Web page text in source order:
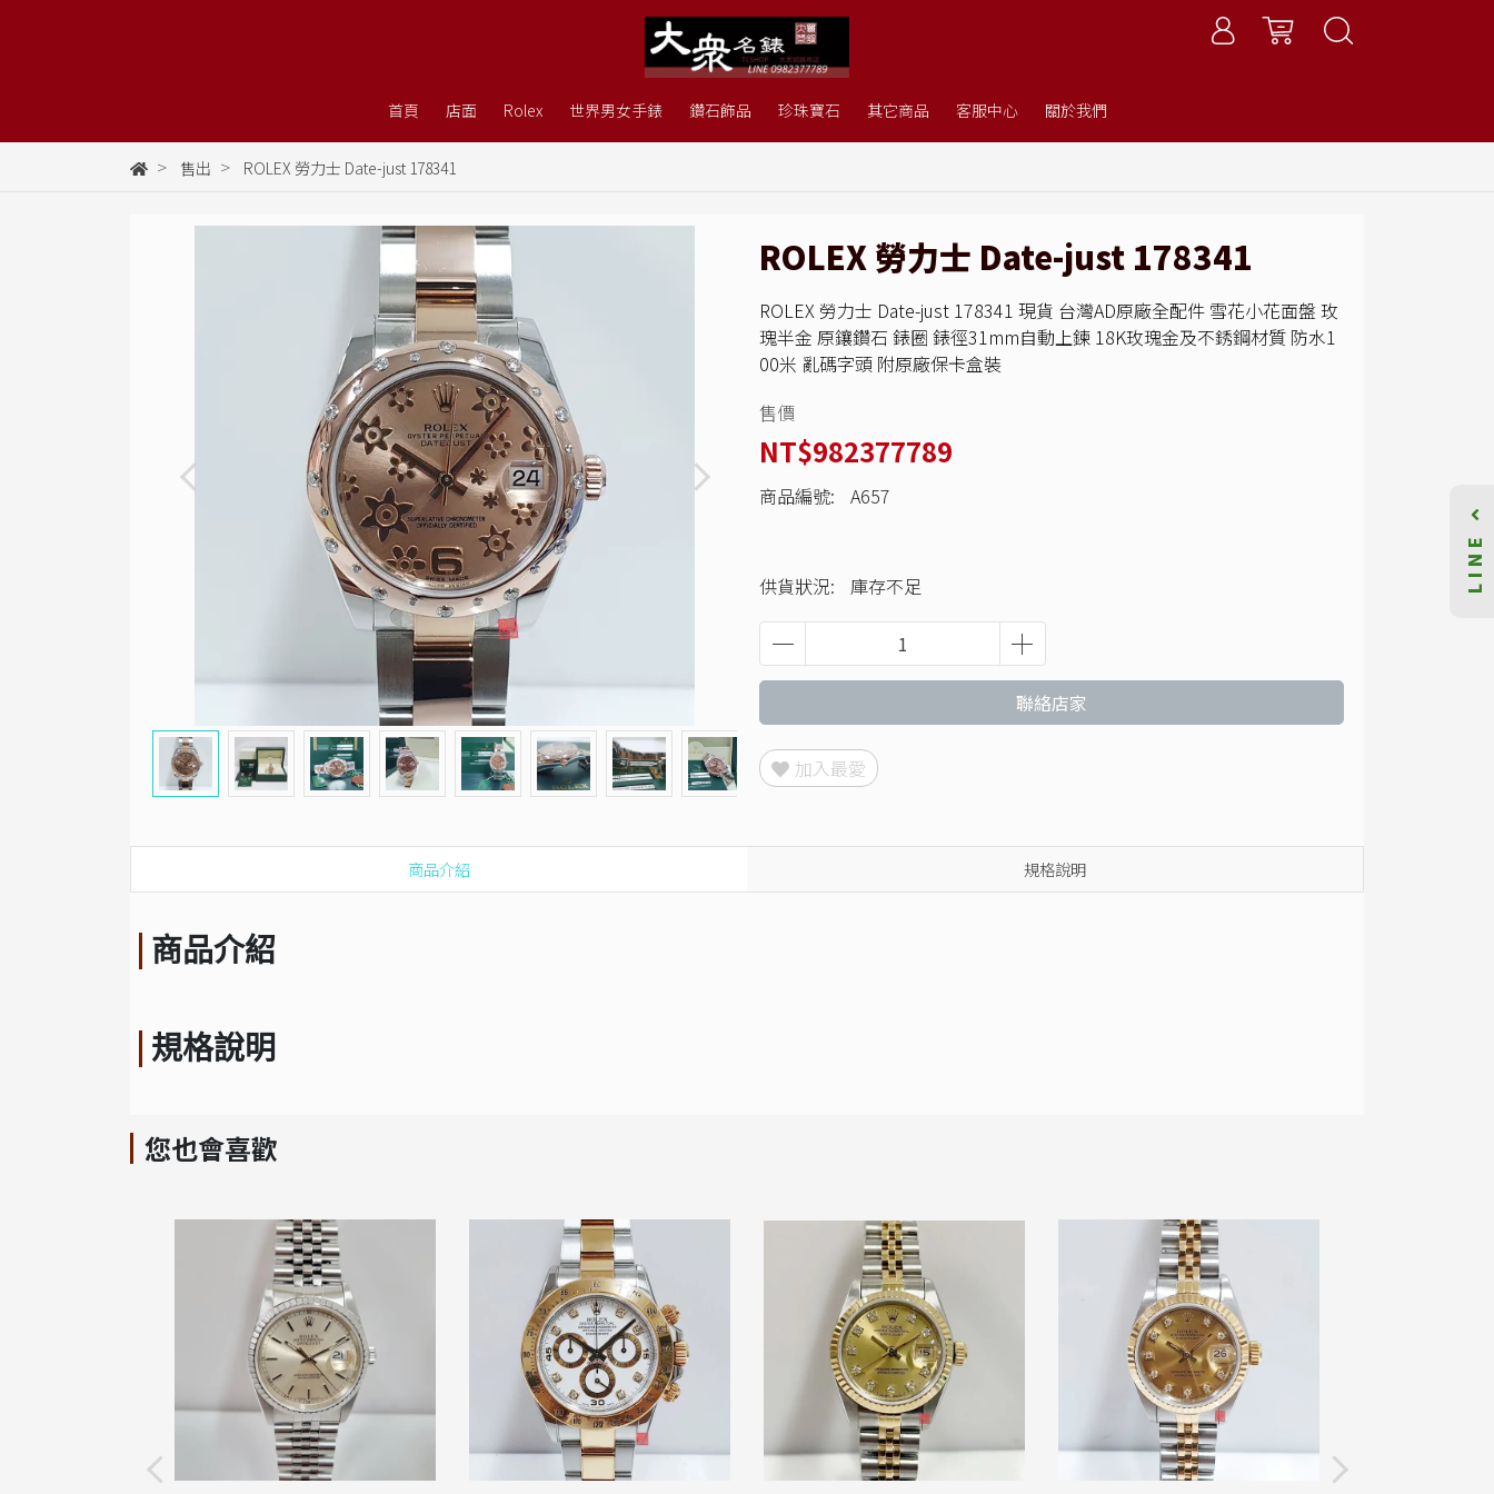
首頁 店面 Rolex 世界男女手錶 鑽石飾品 珍珠寶石 其它商品 客服中心 關於我們
售出 ROLEX 勞力士 Date-just 178341
ROLEX 勞力士 Date-just 178341
ROLEX 勞力士 Date-just 178341 現貨 台灣AD原廠全配件 雪花小花面盤 玫
瑰半金 原鑲鑽石 錶圈 錶徑31mm自動上鍊 18K玫瑰金及不銹鋼材質 防水1
00米 亂碼字頭 附原廠保卡盒裝
售價
NT$982377789
商品編號: A657
供貨狀況: 庫存不足
聯絡店家
加入最愛
商品介紹 規格說明
商品介紹
規格說明
您也會喜歡
LINE